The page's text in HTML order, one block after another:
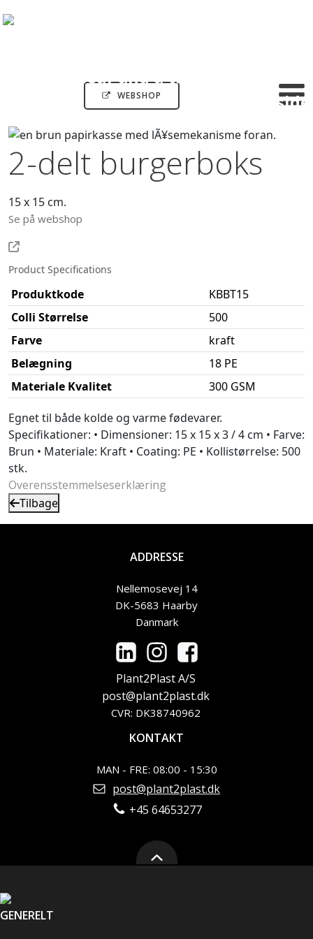
WEBSHOP
2-delt burgerboks
15 x 15 cm.
Se på webshop
Product Specifications
Produktkode
KBBT15
Colli Størrelse
500
Farve
kraft
Belægning
18 PE
Materiale Kvalitet
300 GSM
Egnet til både kolde og varme fødevarer.
Specifikationer: • Dimensioner: 15 x 15 x 3 / 4 cm • Farve:
Brun • Materiale: Kraft • Coating: PE • Kollistørrelse: 500
stk.
Overensstemmelseserklæring
Tilbage
ADDRESSE
Nellemosevej 14
DK-5683 Haarby
Danmark
Plant2Plast A/S
post@plant2plast.dk
CVR: DK38740962
KONTAKT
MAN - FRE: 08:00 - 15:30
post@plant2plast.dk
+45 64653277
GENERELT